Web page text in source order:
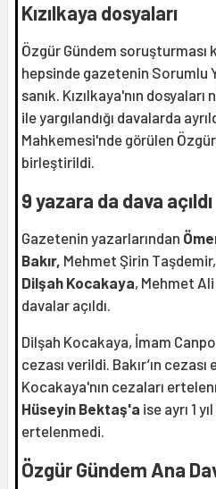
Kızılkaya dosyaları
Özgür Gündem soruşturması
hepsinde gazetenin Sorumlu
sanık. Kızılkaya'nın
ile yargılandığı davalarda
Mahkemesi'nde görülen
birleştirildi.
9 yazara da dava açıldı
Gazetenin yazarlarından
Bakır, Mehmet Şirin Taşdemir,
Dilşah Kocakaya, Mehmet
davalar açıldı.
Dilşah Kocakaya, İmam
cezası verildi. Bakır’ın
Kocakaya'nın cezaları
Hüseyin Bektaş'a ise ayrı 1
ertelenmedi.
Özgür Gündem Ana